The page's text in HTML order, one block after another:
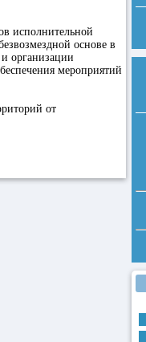
исполнительной
основе в
организации
мероприятий
от